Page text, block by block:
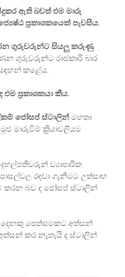
ඇති බවත් එම මාරු
ප්‍රකාශකයෙක් පැවසීය.
ගුරුවරුන්ට සියලු කරුණු
ගුරුවරුන්ට රාජකාරි බාර
කළේය.
ප්‍රකාශකයා කීය.
ජෝසප් ස්ටාලින් මහතා
මාරුවීම් ක්‍රියාවලියම
ව්‍යාපාරික
රඳවා ගැනීමට උත්සාහ
කරන බව ද ජෝසප් ස්ටාලින්
දෙනකු පෙත්සමකට අත්සන්
කර නැතැයි ද ස්ටාලින්